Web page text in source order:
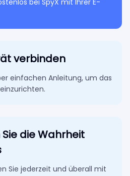
bei SpyX mit Ihrer E-
verbinden
einfachen Anleitung, um das
Sie die Wahrheit
Sie jederzeit und überall mit